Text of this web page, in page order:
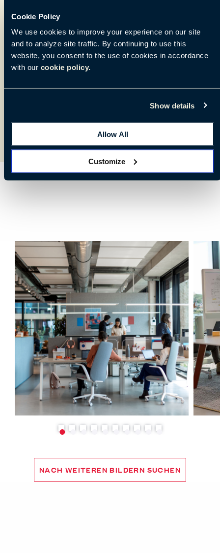
Cookie Policy
We use cookies to improve your experience on our site
and to analyze site traffic. By continuing to use this
website, you consent to the use of cookies in accordance
with our cookie policy.
Show details
Allow All
Customize
Online-Konfigurator
die Optionen und Ausführungen nach Belieben an.
🛠 KONFIGURATOR
NACH WEITEREN BILDERN SUCHEN